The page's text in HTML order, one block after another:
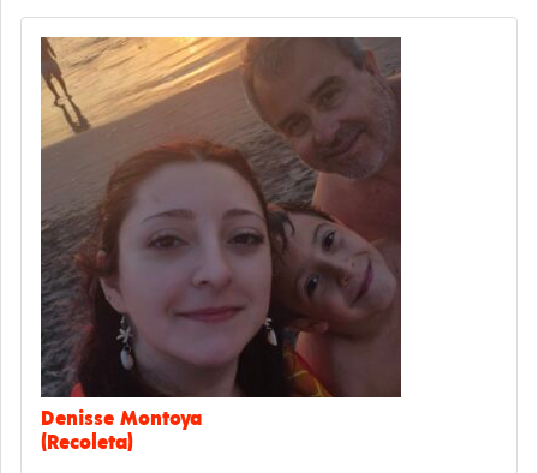
Denisse Montoya
(Recoleta)